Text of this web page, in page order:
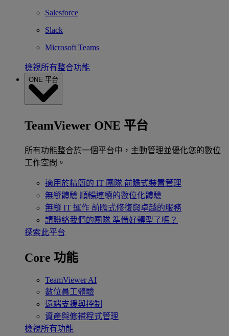
Salesforce
Slack
Microsoft Teams
檢視所有整合功能
ONE 平台
TeamViewer ONE 平台
所有功能整合於一個平台中，主動管理並優化您的數位
工作空間。
適用於精簡的 IT 團隊 前瞻式裝置管理
無縫體驗 順暢連續的數位化體驗
無縫 IT 運作 前瞻式修復與卓越的服務
請聯絡我們的團隊 準備好轉型了嗎？
探索此平台
Core 功能
TeamViewer AI
數位員工體驗
遠端支援與控制
資產與修補程式管理
檢視所有功能